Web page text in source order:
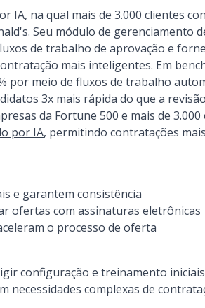
na qual mais de 3.000 clientes
Seu módulo de gerenciamento
de trabalho de aprovação e
mais inteligentes. Em
por meio de fluxos de trabalho
3x mais rápida do que a
da Fortune 500 e mais de
por IA, permitindo contratações
e garantem consistência
ofertas com assinaturas eletrônicas
o processo de oferta
configuração e treinamento iniciais
necessidades complexas de